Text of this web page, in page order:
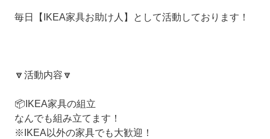
毎日【IKEA家具お助け人】として活動しております！
🔽活動内容🔽
📦️IKEA家具の組立
なんでも組み立てます！
※IKEA以外の家具でも大歓迎！